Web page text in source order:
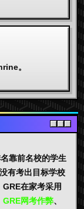
。
靠前名校的学生
有考出目标学校
在家考采用
GRE网考作弊、